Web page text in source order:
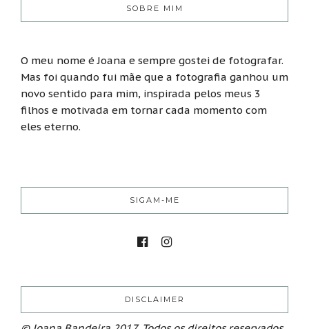
SOBRE MIM
O meu nome é Joana e sempre gostei de fotografar.
Mas foi quando fui mãe que a fotografia ganhou um
novo sentido para mim, inspirada pelos meus 3
filhos e motivada em tornar cada momento com
eles eterno.
SIGAM-ME
DISCLAIMER